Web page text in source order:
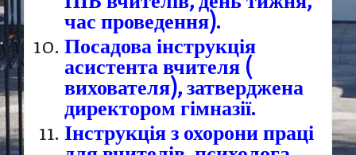
час проведення).
Посадова інструкція
асистента вчителя (
вихователя), затверджена
директором гімназії.
Інструкція з охорони праці